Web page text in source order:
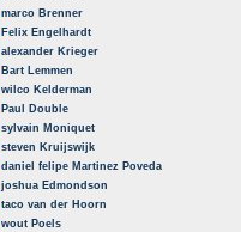
marco Brenner
Felix Engelhardt
alexander Krieger
Bart Lemmen
wilco Kelderman
Paul Double
sylvain Moniquet
steven Kruijswijk
daniel felipe Martinez Poveda
joshua Edmondson
taco van der Hoorn
wout Poels